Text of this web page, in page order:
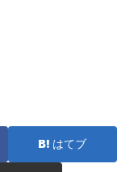
はてブ